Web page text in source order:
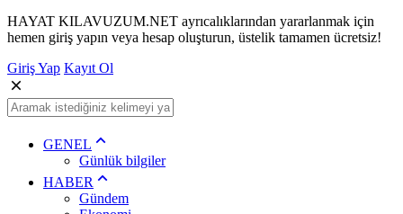
HAYAT KILAVUZUM.NET ayrıcalıklarından yararlanmak için
hemen giriş yapın veya hesap oluşturun, üstelik tamamen ücretsiz!
Giriş Yap Kayıt Ol
GENEL
Günlük bilgiler
HABER
Gündem